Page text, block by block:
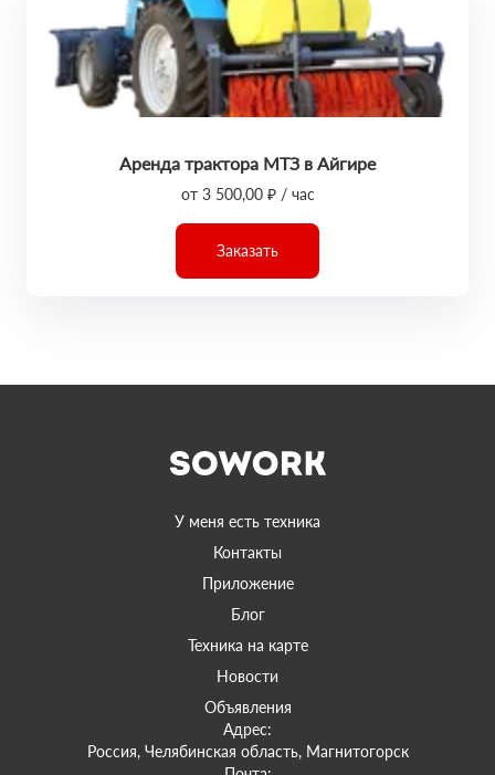
Аренда трактора МТЗ в Айгире
от 3 500,00 ₽ / час
Заказать
У меня есть техника
Контакты
Приложение
Блог
Техника на карте
Новости
Объявления
Адрес:
Россия, Челябинская область, Магнитогорск